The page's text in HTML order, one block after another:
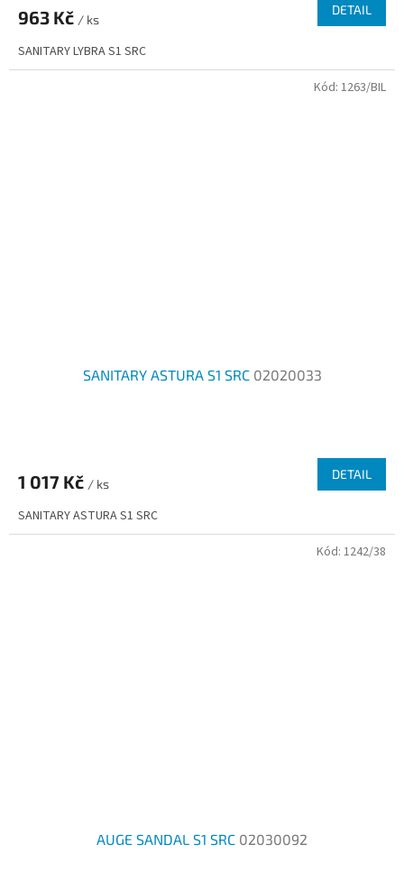
963 Kč / ks
DETAIL
SANITARY LYBRA S1 SRC
SANITARY ASTURA S1 SRC 02020033
1 017 Kč / ks
DETAIL
SANITARY ASTURA S1 SRC
Kód: 1263/BIL
AUGE SANDAL S1 SRC 02030092
Kód: 1242/38